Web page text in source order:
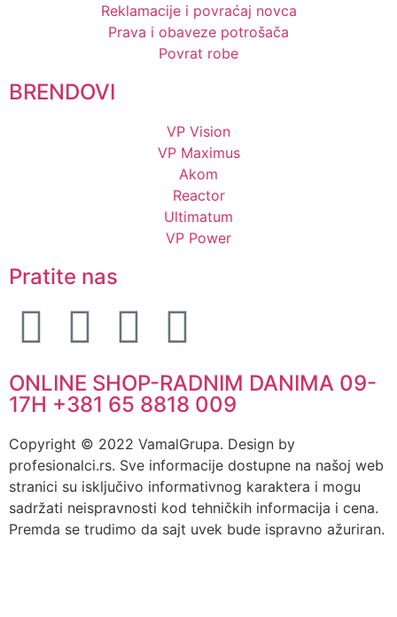
Reklamacije i povraćaj novca
Prava i obaveze potrošača
Povrat robe
BRENDOVI
VP Vision
VP Maximus
Akom
Reactor
Ultimatum
VP Power
Pratite nas
ONLINE SHOP-RADNIM DANIMA 09-
17H +381 65 8818 009
Copyright © 2022 VamalGrupa. Design by
profesionalci.rs. Sve informacije dostupne na našoj web
stranici su isključivo informativnog karaktera i mogu
sadržati neispravnosti kod tehničkih informacija i cena.
Premda se trudimo da sajt uvek bude ispravno ažuriran.